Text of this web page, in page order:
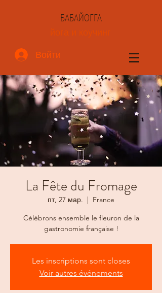
БАБАЙОГГА
йога и коучинг
Войти
La Fête du Fromage
пт, 27 мар.
  |
France
Célébrons ensemble le fleuron de la
gastronomie française !
Les inscriptions sont closes
Voir autres événements